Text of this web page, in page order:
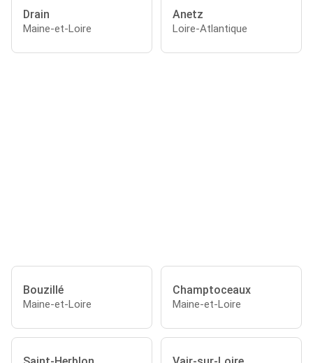
Drain
Maine-et-Loire
Anetz
Loire-Atlantique
Bouzillé
Maine-et-Loire
Champtoceaux
Maine-et-Loire